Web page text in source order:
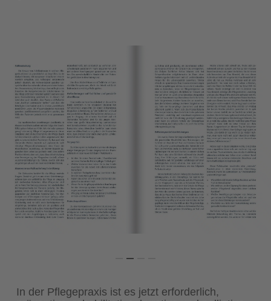
In der Pflegepraxis ist es jetzt erforderlich,